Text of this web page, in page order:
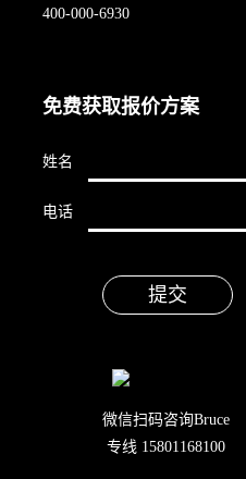
400-000-6930
免费获取报价方案
姓名
电话
微信扫码咨询Bruce
专线 15801168100